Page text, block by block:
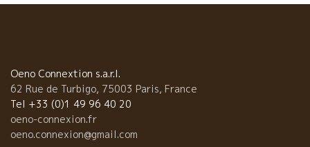
Oeno Connextion s.a.r.l.
62 Rue de Turbigo, 75003 Paris, France
Tel +33 (0)1 49 96 40 20
oeno-connexion.fr
oeno.connexion@gmail.com